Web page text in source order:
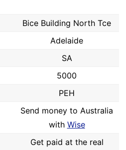
Bice Building North Tce
Adelaide
SA
5000
PEH
Send money to Australia
with Wise
Get paid at the real